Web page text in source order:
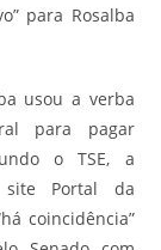
para Rosalba
usou a verba
para pagar
o TSE, a
Portal da
coincidência”